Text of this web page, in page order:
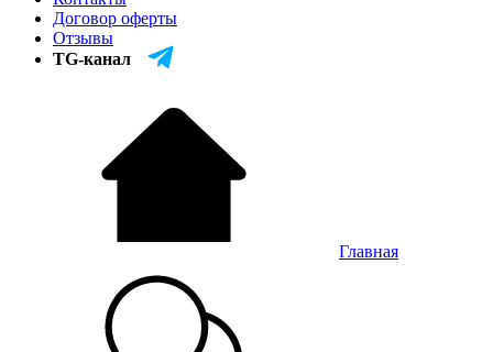
Договор оферты
Отзывы
TG-канал
Главная